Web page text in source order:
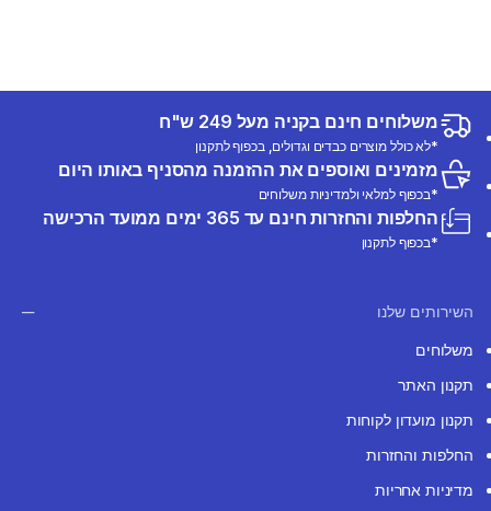
משלוחים חינם בקניה מעל 249 ש"ח
*לא כולל מוצרים כבדים וגדולים, בכפוף לתקנון
מזמינים ואוספים את ההזמנה מהסניף באותו היום
*בכפוף למלאי ולמדיניות משלוחים
החלפות והחזרות חינם עד 365 ימים ממועד הרכישה
*בכפוף לתקנון
השירותים שלנו
משלוחים
תקנון האתר
תקנון מועדון לקוחות
החלפות והחזרות
מדיניות אחריות